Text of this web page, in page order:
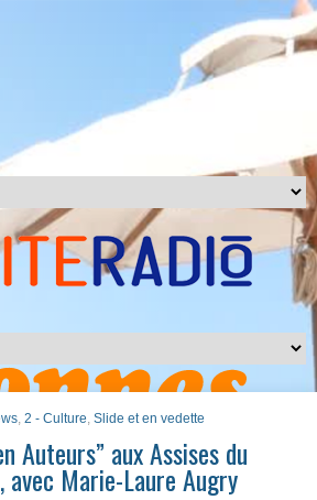
, 2 - Culture, Slide et en vedette
Auteurs” aux Assises du
Marie-Laure Augry